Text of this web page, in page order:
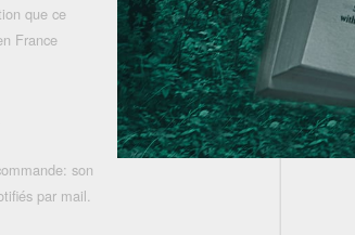
que ce
France
son
par mail.